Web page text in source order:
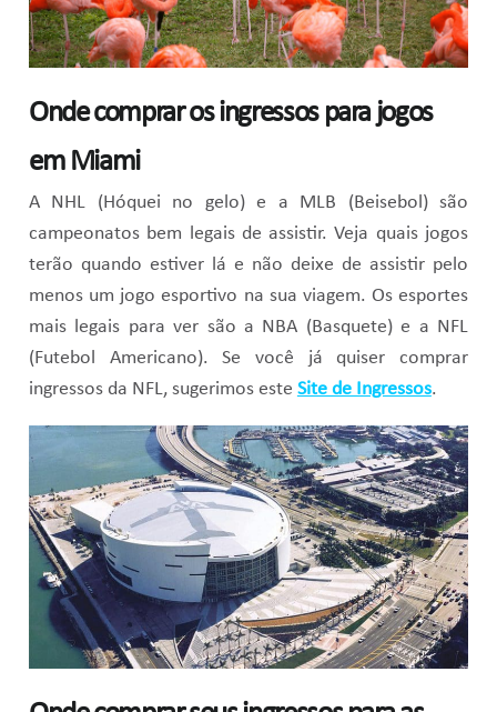
Onde comprar os ingressos para jogos
em Miami
A NHL (Hóquei no gelo) e a MLB (Beisebol) são
campeonatos bem legais de assistir. Veja quais jogos
terão quando estiver lá e não deixe de assistir pelo
menos um jogo esportivo na sua viagem. Os esportes
mais legais para ver são a NBA (Basquete) e a NFL
(Futebol Americano). Se você já quiser comprar
ingressos da NFL, sugerimos este Site de Ingressos.